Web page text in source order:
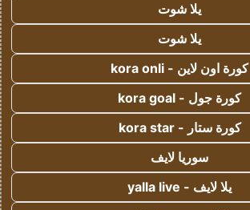
يلا شوت
يلا شوت
كورة اون لاين - kora onli
كورة جول - kora goal
كورة ستار - kora star
سوريا لايف
يلا لايف - yalla live